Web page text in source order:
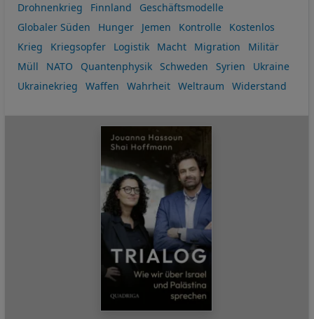
Drohnenkrieg
Finnland
Geschäftsmodelle
Globaler Süden
Hunger Jemen Kontrolle
Kostenlos
Krieg
Kriegsopfer Logistik Macht Migration
Militär
Müll
NATO Quantenphysik Schweden Syrien
Ukraine
Ukrainekrieg
Waffen Wahrheit Weltraum Widerstand